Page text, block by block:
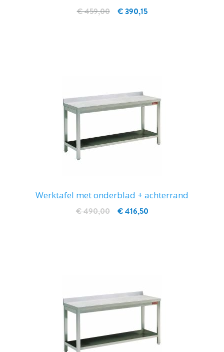
€ 390,15
€ 459,00
Werktafel met onderblad + achterrand
€ 416,50
€ 490,00